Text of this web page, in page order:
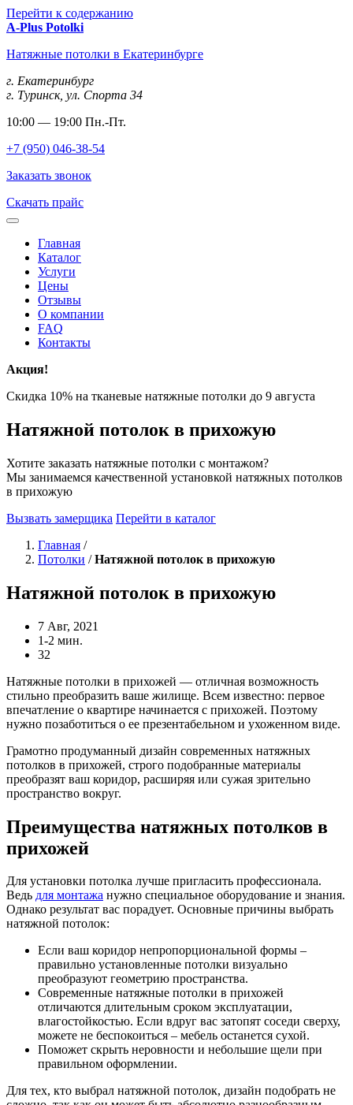
Перейти к содержанию
A-Plus Potolki
Натяжные потолки в Екатеринбурге
г. Екатеринбург
г. Туринск, ул. Спорта 34
10:00 — 19:00 Пн.-Пт.
+7 (950) 046-38-54
Заказать звонок
Скачать прайс
Главная
Каталог
Услуги
Цены
Отзывы
О компании
FAQ
Контакты
Акция!
Скидка 10% на тканевые натяжные потолки до 9 августа
Натяжной потолок в прихожую
Хотите заказать натяжные потолки с монтажом?
Мы занимаемся качественной установкой натяжных потолков
в прихожую
Вызвать замерщика Перейти в каталог
Главная /
Потолки /Натяжной потолок в прихожую
Натяжной потолок в прихожую
7 Авг, 2021
1-2 мин.
32
Натяжные потолки в прихожей — отличная возможность
стильно преобразить ваше жилище. Всем известно: первое
впечатление о квартире начинается с прихожей. Поэтому
нужно позаботиться о ее презентабельном и ухоженном виде.
Грамотно продуманный дизайн современных натяжных
потолков в прихожей, строго подобранные материалы
преобразят ваш коридор, расширяя или сужая зрительно
пространство вокруг.
Преимущества натяжных потолков в
прихожей
Для установки потолка лучше пригласить профессионала.
Ведь для монтажа нужно специальное оборудование и знания.
Однако результат вас порадует. Основные причины выбрать
натяжной потолок:
Если ваш коридор непропорциональной формы –
правильно установленные потолки визуально
преобразуют геометрию пространства.
Современные натяжные потолки в прихожей
отличаются длительным сроком эксплуатации,
влагостойкостью. Если вдруг вас затопят соседи сверху,
можете не беспокоиться – мебель останется сухой.
Поможет скрыть неровности и небольшие щели при
правильном оформлении.
Для тех, кто выбрал натяжной потолок, дизайн подобрать не